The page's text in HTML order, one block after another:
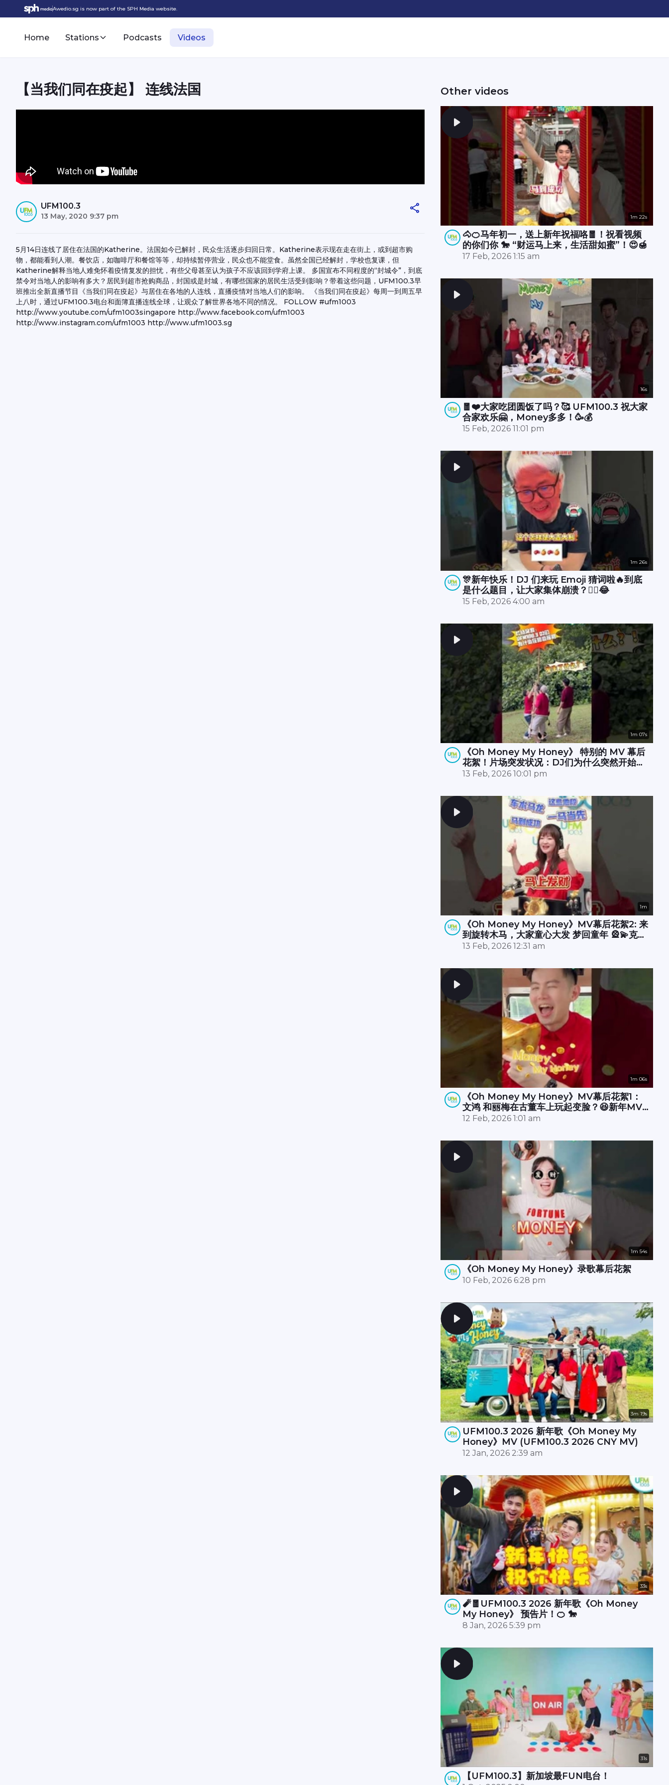
Awedio.sg is now part of the SPH Media website.
Home Stations Podcasts Videos
【当我们同在疫起】 连线法国
UFM100.3
13 May, 2020 9:37 pm
5月14日连线了居住在法国的Katherine。法国如今已解封，民众生活逐步归回日常。Katherine表示现在走在街上，或到超市购
物，都能看到人潮。餐饮店，如咖啡厅和餐馆等等，却持续暂停营业，民众也不能堂食。虽然全国已经解封，学校也复课，但
Katherine解释当地人难免怀着疫情复发的担忧，有些父母甚至认为孩子不应该回到学府上课。 多国宣布不同程度的“封城令”，到底
禁令对当地人的影响有多大？居民到超市抢购商品，封国或是封城，有哪些国家的居民生活受到影响？带着这些问题，UFM100.3早
班推出全新直播节目《当我们同在疫起》与居住在各地的人连线，直播疫情对当地人们的影响。 《当我们同在疫起》每周一到周五早
上八时，通过UFM100.3电台和面簿直播连线全球，让观众了解世界各地不同的情况。 FOLLOW #ufm1003
http://www.youtube.com/ufm1003singapore http://www.facebook.com/ufm1003
http://www.instagram.com/ufm1003 http://www.ufm1003.sg
Other videos
1m 22s
🐴🍊马年初一，送上新年祝福咯🧧！祝看视频
的你们你 🐎 “财运马上来，生活甜如蜜”！😍🍯
17 Feb, 2026 1:15 am
16s
🧧❤️大家吃团圆饭了吗？🥰 UFM100.3 祝大家
合家欢乐🤗，Money多多！🥳💰
15 Feb, 2026 11:01 pm
1m 26s
🎊新年快乐！DJ 们来玩 Emoji 猜词啦🔥到底
是什么题目，让大家集体崩溃？😵‍💫😂
15 Feb, 2026 4:00 am
1m 07s
《Oh Money My Honey》 特别的 MV 幕后
花絮！片场突发状况：DJ们为什么突然开始摇
树？🌳🤔原来无人机卡树上 🚁💥，大家冒雨☔️
13 Feb, 2026 10:01 pm
1m
《Oh Money My Honey》MV幕后花絮2: 来
到旋转木马，大家童心大发 梦回童年 🎡💫克敏
在直播室酷炫开唱 RAP 🎤🔥承尧和丽梅则拍摄
13 Feb, 2026 12:31 am
1m 06s
《Oh Money My Honey》MV幕后花絮1：
文鸿 和丽梅在古董车上玩起变脸？😆新年MV
拍摄现场还惊现财神爷？！🧧✨
12 Feb, 2026 1:01 am
1m 54s
《Oh Money My Honey》录歌幕后花絮
10 Feb, 2026 6:28 pm
3m 19s
UFM100.3 2026 新年歌《Oh Money My
Honey》MV (UFM100.3 2026 CNY MV)
12 Jan, 2026 2:39 am
33s
🧨🧧UFM100.3 2026 新年歌《Oh Money
My Honey》 预告片！🍊 🐎
8 Jan, 2026 5:39 pm
31s
【UFM100.3】新加坡最FUN电台！